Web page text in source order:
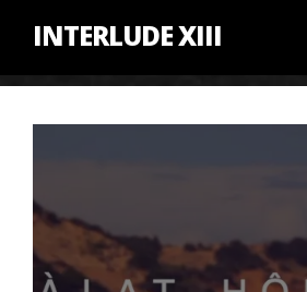
INTERLUDE XIII